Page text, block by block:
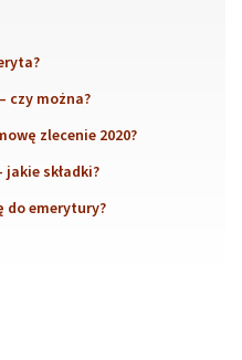
czy można?
zlecenie 2020?
składki?
do emerytury?